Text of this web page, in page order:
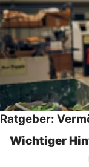
Ratgeber:
Wichtiger